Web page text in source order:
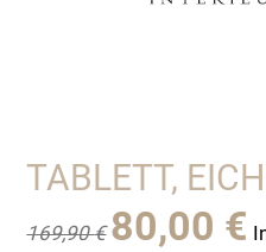
TABLETT,
169,90€
Ursprünglicher
Preis
80,00 €